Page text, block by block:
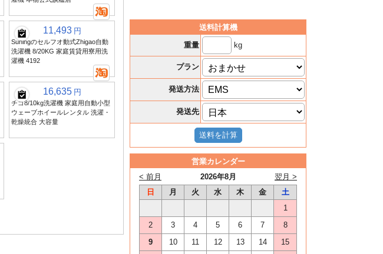
11,493 円
Suningのセルフオ動式Zhigao自動
洗濯機 8/20KG 家庭賃貸用寮用洗
濯機 4192
16,635 円
チゴ8/10kg洗濯機 家庭用自動小型
ウェーブホイールレンタル 洗濯・
乾燥統合 大容量
送料計算機
重量
kg
プラン
発送方法
発送先
営業カレンダー
2026年8月
< 前月
翌月 >
日
月 火 水 木 金
土
1
2
3 4 5 6 7
8
9
10 11 12 13 14
15